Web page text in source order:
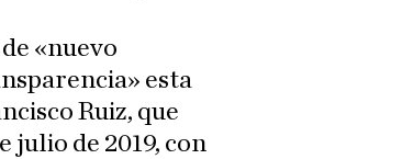
«nuevo
esta
Ruiz, que
julio de 2019, con